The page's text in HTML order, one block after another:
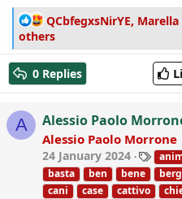
R
e
a
c
t
i
o
n
s
:
QCbfegxsNirYE,
others
0 Replies
A Alessio Paolo
Alessio Paolo Morrone
24 January 2024
T
a
g
basta
ben bene
cani
case cattivo